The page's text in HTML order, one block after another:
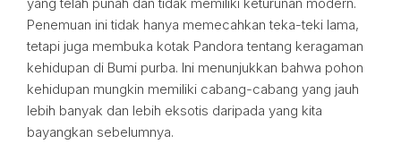
Penemuan ini tidak hanya memecahkan teka-teki lama,
tetapi juga membuka kotak Pandora tentang keragaman
kehidupan di Bumi purba. Ini menunjukkan bahwa pohon
kehidupan mungkin memiliki cabang-cabang yang jauh
lebih banyak dan lebih eksotis daripada yang kita
bayangkan sebelumnya.